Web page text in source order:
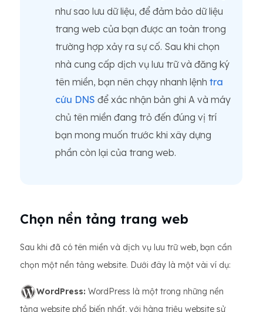
như sao lưu dữ liệu, để đảm bảo dữ liệu
trang web của bạn được an toàn trong
trường hợp xảy ra sự cố. Sau khi chọn
nhà cung cấp dịch vụ lưu trữ và đăng ký
tên miền, bạn nên chạy nhanh lệnh tra
cứu DNS để xác nhận bản ghi A và máy
chủ tên miền đang trỏ đến đúng vị trí
bạn mong muốn trước khi xây dựng
phần còn lại của trang web.
Chọn nền tảng trang web
Sau khi đã có tên miền và dịch vụ lưu trữ web, bạn cần
chọn một nền tảng website. Dưới đây là một vài ví dụ:
WordPress: WordPress là một trong những nền
tảng website phổ biến nhất, với hàng triệu website sử